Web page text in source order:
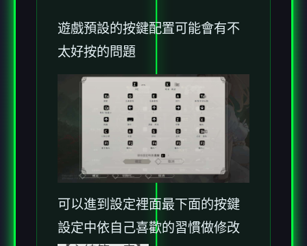
遊戲預設的按鍵配置可能會有不
太好按的問題
可以進到設定裡面最下面的按鍵
設定中依自己喜歡的習慣做修改